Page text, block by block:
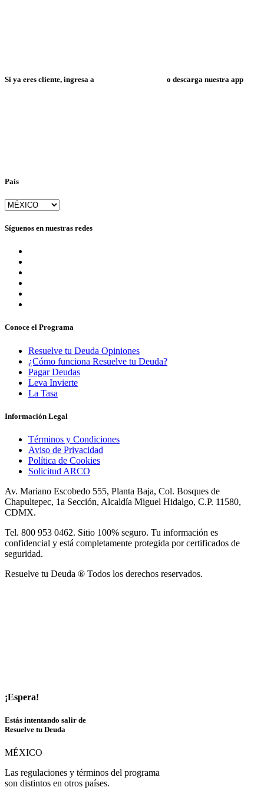
Si ya eres cliente, ingresa a o descarga nuestra app
País
Síguenos en nuestras redes
Conoce el Programa
Resuelve tu Deuda Opiniones
¿Cómo funciona Resuelve tu Deuda?
Pagar Deudas
Leva Invierte
La Tasa
Información Legal
Términos y Condiciones
Aviso de Privacidad
Política de Cookies
Solicitud ARCO
Av. Mariano Escobedo 555, Planta Baja, Col. Bosques de
Chapultepec, 1a Sección, Alcaldía Miguel Hidalgo, C.P. 11580,
CDMX.
Tel. 800 953 0462. Sitio 100% seguro. Tu información es
confidencial y está completamente protegida por certificados de
seguridad.
Resuelve tu Deuda ® Todos los derechos reservados.
¡Espera!
Estás intentando salir de
Resuelve tu Deuda
MÉXICO
Las regulaciones y términos del programa
son distintos en otros países.